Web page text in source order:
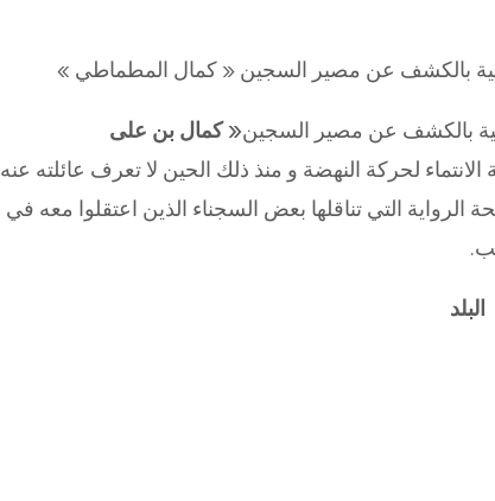
بالكشف عن مصير السجين « كمال المطماطي »
بالكشف عن مصير السجين« كمال بن على
اعتقاله سنة 1991 بتهمة الانتماء لحركة النهضة و منذ ذلك الحين لا تعرف عائلته عنه
التي تناقلها بعض السجناء الذين اعتقلوا معه في